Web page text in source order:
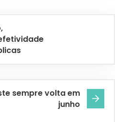
sempre volta em
junho